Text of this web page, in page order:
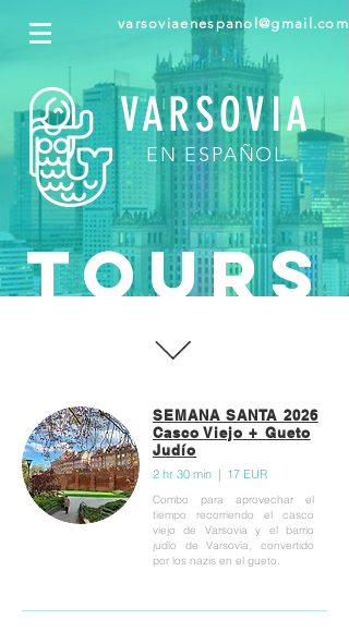
varsoviaenespanol@gmail.com
VARSOVIA
EN ESPAÑOL
TOURS
SEMANA SANTA 2026
Casco Viejo + Gueto
Judío
2 hr 30 min | 17 EUR
Combo para aprovechar el
tiempo recorriendo el casco
viejo de Varsovia y el barrio
judío de Varsovia, convertido
por los nazis en el gueto.